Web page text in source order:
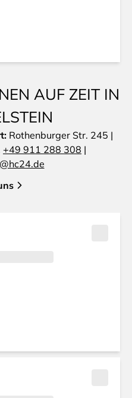
AUF ZEIT IN
Rothenburger Str. 245 |
+49 911 288 308 |